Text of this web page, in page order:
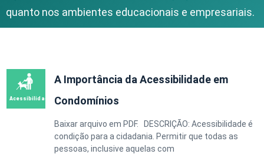
quanto nos ambientes educacionais e empresariais.
A Importância da Acessibilidade em
Condomínios
Baixar arquivo em PDF. DESCRIÇÃO: Acessibilidade é
condição para a cidadania. Permitir que todas as
pessoas, inclusive aquelas com